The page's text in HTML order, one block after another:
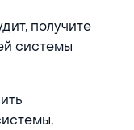
получите
системы